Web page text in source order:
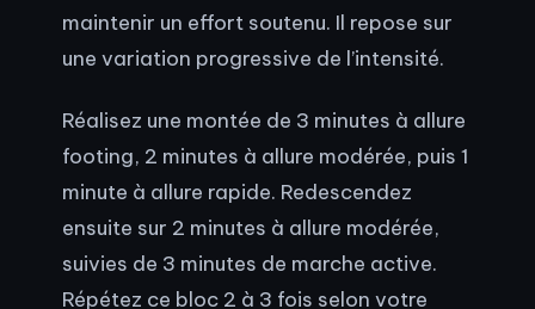
maintenir un effort soutenu. Il repose sur
une variation progressive de l’intensité.
Réalisez une montée de 3 minutes à allure
footing, 2 minutes à allure modérée, puis 1
minute à allure rapide. Redescendez
ensuite sur 2 minutes à allure modérée,
suivies de 3 minutes de marche active.
Répétez ce bloc 2 à 3 fois selon votre